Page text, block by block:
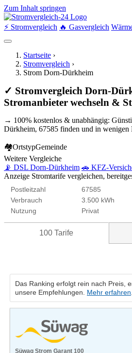
Zum Inhalt springen
⚡ Stromvergleich 🔥 Gasvergleich
Startseite ›
Stromvergleich ›
Strom Dorn-Dürkheim
✓ Stromvergleich Dorn-
Stromanbieter wechseln &
→ 100% kostenlos & unabhängig:
Dürkheim, 67585 finden und in wenigen
🏘OrtstypGemeinde
Weitere Vergleiche
📡 DSL Dorn-Dürkheim 🚗 KFZ-
Anzeige Stromtarife vergleichen,